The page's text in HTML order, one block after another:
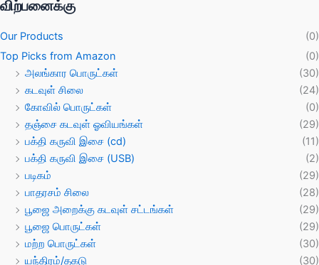
விற்பனைக்கு
Our Products
(0)
Top Picks from Amazon
(0)
அலங்கார பொருட்கள்
(30)
கடவுள் சிலை
(24)
கோவில் பொருட்கள்
(0)
தஞ்சை கடவுள் ஓவியங்கள்
(29)
பக்தி கருவி இசை (cd)
(11)
பக்தி கருவி இசை (USB)
(2)
படிகம்
(29)
பாதரசம் சிலை
(28)
பூஜை அறைக்கு கடவுள் சட்டங்கள்
(29)
பூஜை பொருட்கள்
(29)
மற்ற பொருட்கள்
(30)
யந்திரம்/தகடு
(30)